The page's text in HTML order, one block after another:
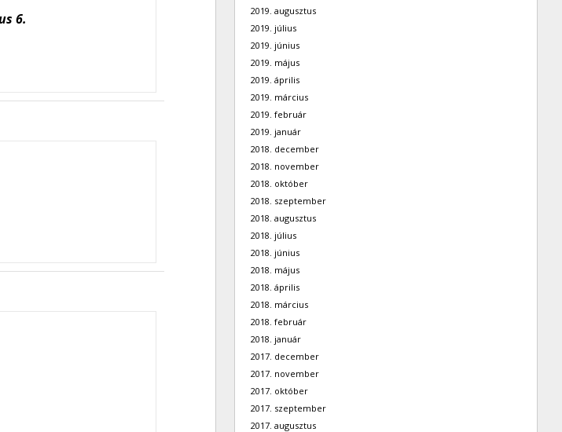
6.
2019. augusztus
2019. július
2019. június
2019. május
2019. április
2019. március
2019. február
2019. január
2018. december
2018. november
2018. október
2018. szeptember
2018. augusztus
2018. július
2018. június
2018. május
2018. április
2018. március
2018. február
2018. január
2017. december
2017. november
2017. október
2017. szeptember
2017. augusztus